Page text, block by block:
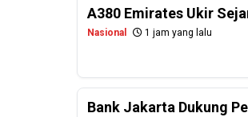
A380 Emirates Ukir
Nasional 1 jam yang lalu
Bank Jakarta Dukung